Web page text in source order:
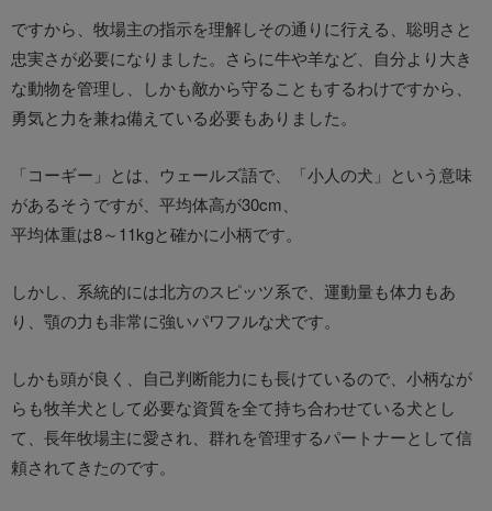
ですから、牧場主の指示を理解しその通りに行える、聡明さと
忠実さが必要になりました。さらに牛や羊など、自分より大き
な動物を管理し、しかも敵から守ることもするわけですから、
勇気と力を兼ね備えている必要もありました。
「コーギー」とは、ウェールズ語で、「小人の犬」という意味
があるそうですが、平均体高が30cm、
平均体重は8～11kgと確かに小柄です。
しかし、系統的には北方のスピッツ系で、運動量も体力もあ
り、顎の力も非常に強いパワフルな犬です。
しかも頭が良く、自己判断能力にも長けているので、小柄なが
らも牧羊犬として必要な資質を全て持ち合わせている犬とし
て、長年牧場主に愛され、群れを管理するパートナーとして信
頼されてきたのです。